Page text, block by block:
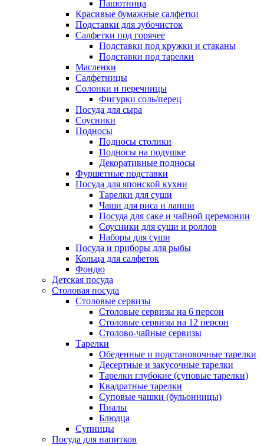
Пашотница
Красивые бумажные салфетки
Подставки для зубочисток
Салфетки под горячее
Подставки под кружки и стаканы
Подставки под тарелки
Масленки
Салфетницы
Солонки и перечницы
Фигурки соль/перец
Посуда для сыра
Соусники
Подносы
Подносы столики
Подносы на подушке
Декоративные подносы
Фуршетные подставки
Посуда для японской кухни
Тарелки для суши
Чаши для риса и лапши
Посуда для саке и чайной церемонии
Соусники для суши и роллов
Наборы для суши
Посуда и приборы для рыбы
Кольца для салфеток
Фондю
Детская посуда
Столовая посуда
Столовые сервизы
Столовые сервизы на 6 персон
Столовые сервизы на 12 персон
Столово-чайные сервизы
Тарелки
Обеденные и подстановочные тарелки
Десертные и закусочные тарелки
Тарелки глубокие (суповые тарелки)
Квадратные тарелки
Суповые чашки (бульонницы)
Пиалы
Блюдца
Супницы
Посуда для напитков